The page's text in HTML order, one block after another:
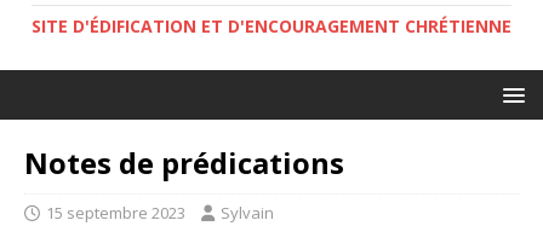
SITE D'ÉDIFICATION ET D'ENCOURAGEMENT CHRÉTIENNE
Notes de prédications
15 septembre 2023 Sylvain